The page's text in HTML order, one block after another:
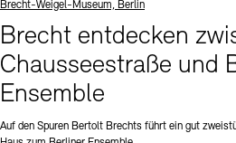
Standort
Brecht-Weigel-Museum, Berlin
Brecht entdecken
Chausseestraße und
Ensemble
Auf den Spuren Bertolt Brechts führt ein gut